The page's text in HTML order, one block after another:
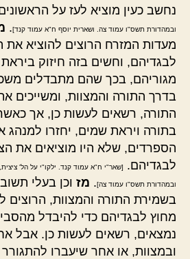
נחשב כעין מוציא לעז על
ובמהדורת תשס"ו עמוד צה. ושארית יוסף ח"א עמוד קנד].
מעדות המזרח הרוצים להוציא את
לבגדיהם, וחשים בזה חיזוק
מגוריהם, בכך שהם מתבדלים
בדרך התורה והמצוות, ומשייכים
התורה, רשאים לעשות כן, אך כאשר
בתורה ויראת שמים, יחזרו למנהג
הספרדים, שלא היו מוציאים את
לבגדיהם.
[שאר"י ח"א עמוד קנד. ילקו"י על הל'
ובמהדורת תשס"ו עמוד צה]. מז וכן בעלי
בשמירת התורה והמצוות, הרוצים
מחוץ לבגדיהם כדי להיבדל
נמצאים, רשאים לעשות כן. אבל
ובמצוות, או אחר שיעברו